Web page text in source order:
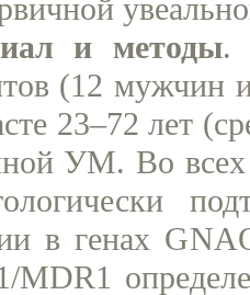
и методы.
(12 мужчин
23–72 лет
УМ. Во всех
в генах
MDR1